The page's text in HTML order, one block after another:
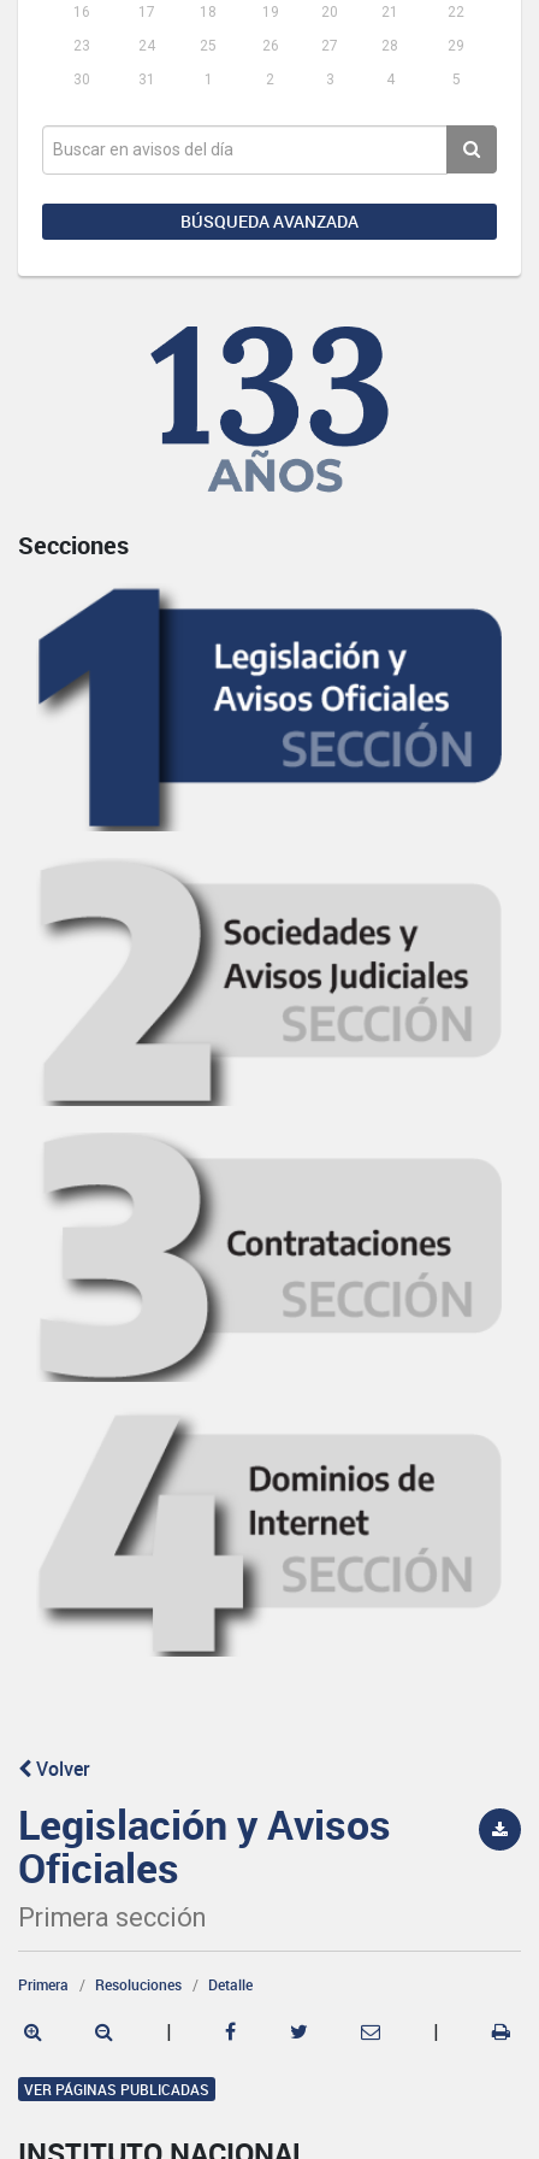
16
17 18 19 20 21
22
23
24 25 26 27 28
29
30
31 1 2 3 4 5
BÚSQUEDA AVANZADA
Secciones
Volver
Legislación y Avisos
Oficiales
Primera sección
Primera Resoluciones Detalle
| |
VER PÁGINAS PUBLICADAS